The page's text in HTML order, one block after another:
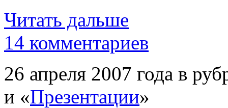
Читать дальше
14 комментариев
26 апреля 2007 года в
и «Презентации»